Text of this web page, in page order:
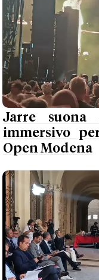
Jarre suona
immersivo
Open Modena